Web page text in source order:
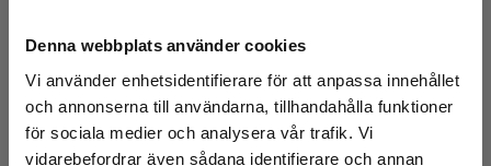
Denna webbplats använder cookies
Vi använder enhetsidentifierare för att anpassa innehållet
och annonserna till användarna, tillhandahålla funktioner
för sociala medier och analysera vår trafik. Vi
vidarebefordrar även sådana identifierare och annan